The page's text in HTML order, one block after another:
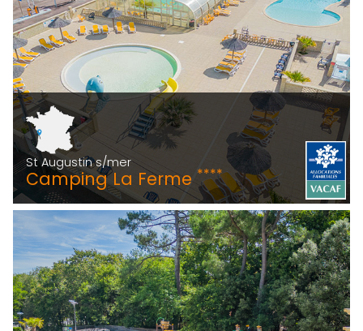
St Augustin s/mer
Camping La Ferme****